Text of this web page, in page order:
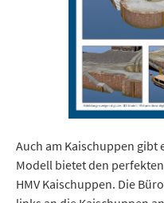
Auch am Kaischuppen gibt
Modell bietet den
HMV Kaischuppen. Die